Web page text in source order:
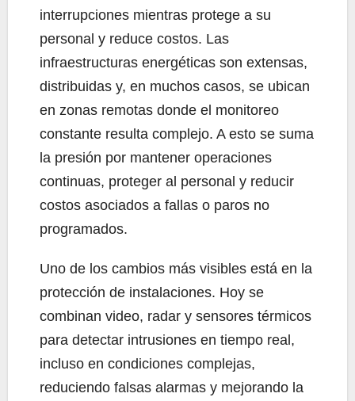
interrupciones mientras protege a su
personal y reduce costos. Las
infraestructuras energéticas son extensas,
distribuidas y, en muchos casos, se ubican
en zonas remotas donde el monitoreo
constante resulta complejo. A esto se suma
la presión por mantener operaciones
continuas, proteger al personal y reducir
costos asociados a fallas o paros no
programados.
Uno de los cambios más visibles está en la
protección de instalaciones. Hoy se
combinan video, radar y sensores térmicos
para detectar intrusiones en tiempo real,
incluso en condiciones complejas,
reduciendo falsas alarmas y mejorando la